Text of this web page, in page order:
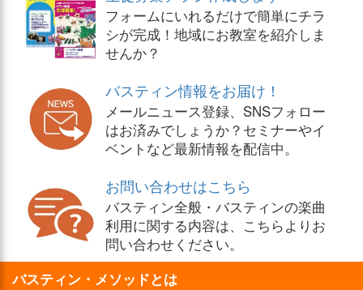
フォームにいれるだけで簡単にチラ
シが完成！地域にお教室を紹介しま
せんか？
バスティン情報をお届け！
メールニュース登録、SNSフォロー
はお済みでしょうか？セミナーやイ
ベントなど最新情報を配信中。
お問い合わせはこちら
バスティン全般・バスティンの楽曲
利用に関する内容は、こちらよりお
問い合わせください。
バスティン・メソッドとは